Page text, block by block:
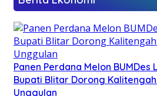
Panen Perdana Melon BUMDes
Bupati Blitar Dorong
Unggulan